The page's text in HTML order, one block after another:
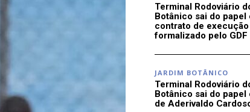
Terminal Rodoviário
Botânico sai do papel
contrato de execução
formalizado pelo GDF
JARDIM BOTÂNICO
Terminal Rodoviário
Botânico sai do papel
de Aderivaldo